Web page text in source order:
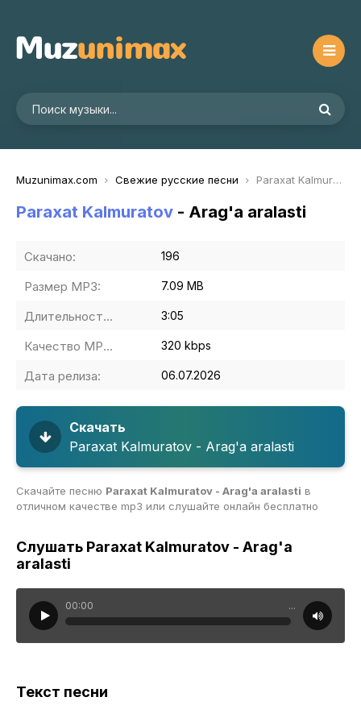
Muzunimax.com Свежие русские песни Paraxat Kalmuratov - Arag'a aralasti
Paraxat Kalmuratov - Arag'a aralasti
Скачано: 196
Размер MP3: 7.09 MB
Длительность MP3: 3:05
Качество MP3: 320 kbps
Дата релиза: 06.07.2026
Скачать
Paraxat Kalmuratov - Arag'a aralasti
Скачайте песню Paraxat Kalmuratov - Arag'a aralasti в
отличном качестве mp3 или слушайте онлайн бесплатно
Слушать Paraxat Kalmuratov - Arag'a
aralasti
00:00 ...
Текст песни